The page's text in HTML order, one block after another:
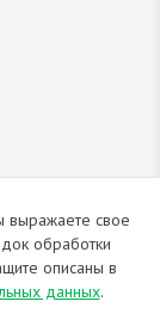
от 25.02.2009
выражаете свое
обработки
описаны в
данных.